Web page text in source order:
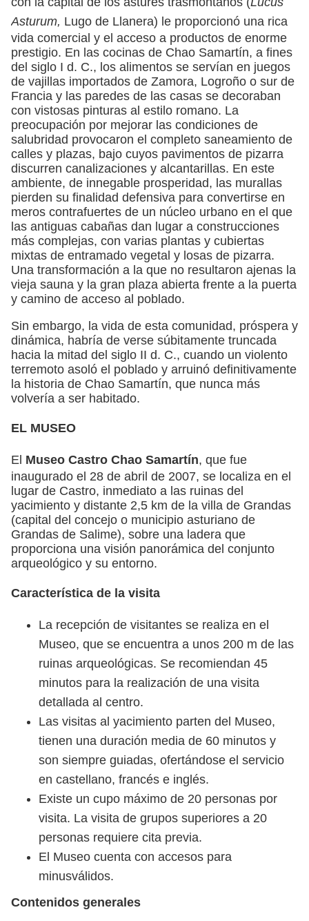
Asturum, Lugo de Llanera) le proporcionó una rica
vida comercial y el acceso a productos de enorme
prestigio. En las cocinas de Chao Samartín, a fines
del siglo I d. C., los alimentos se servían en juegos
de vajillas importados de Zamora, Logroño o sur de
Francia y las paredes de las casas se decoraban
con vistosas pinturas al estilo romano. La
preocupación por mejorar las condiciones de
salubridad provocaron el completo saneamiento de
calles y plazas, bajo cuyos pavimentos de pizarra
discurren canalizaciones y alcantarillas. En este
ambiente, de innegable prosperidad, las murallas
pierden su finalidad defensiva para convertirse en
meros contrafuertes de un núcleo urbano en el que
las antiguas cabañas dan lugar a construcciones
más complejas, con varias plantas y cubiertas
mixtas de entramado vegetal y losas de pizarra.
Una transformación a la que no resultaron ajenas la
vieja sauna y la gran plaza abierta frente a la puerta
y camino de acceso al poblado.
Sin embargo, la vida de esta comunidad, próspera y
dinámica, habría de verse súbitamente truncada
hacia la mitad del siglo II d. C., cuando un violento
terremoto asoló el poblado y arruinó definitivamente
la historia de Chao Samartín, que nunca más
volvería a ser habitado.
EL MUSEO
El Museo Castro Chao Samartín, que fue
inaugurado el 28 de abril de 2007, se localiza en el
lugar de Castro, inmediato a las ruinas del
yacimiento y distante 2,5 km de la villa de Grandas
(capital del concejo o municipio asturiano de
Grandas de Salime), sobre una ladera que
proporciona una visión panorámica del conjunto
arqueológico y su entorno.
Característica de la visita
La recepción de visitantes se realiza en el
Museo, que se encuentra a unos 200 m de las
ruinas arqueológicas. Se recomiendan 45
minutos para la realización de una visita
detallada al centro.
Las visitas al yacimiento parten del Museo,
tienen una duración media de 60 minutos y
son siempre guiadas, ofertándose el servicio
en castellano, francés e inglés.
Existe un cupo máximo de 20 personas por
visita. La visita de grupos superiores a 20
personas requiere cita previa.
El Museo cuenta con accesos para
minusválidos.
Contenidos generales